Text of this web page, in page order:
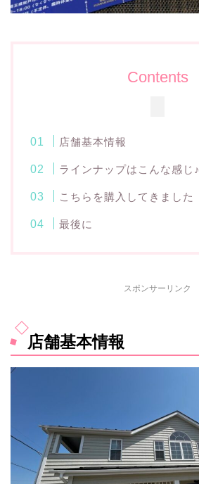
Contents
店舗基本情報
ラインナップはこんな感じ♪
こちらを購入してきました
最後に
スポンサーリンク
店舗基本情報